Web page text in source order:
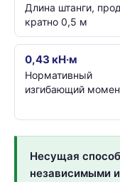
Длина штанги,
кратно 0,5 м
0,43 кН·м
Нормативный
изгибающий
Несущая
независимыми